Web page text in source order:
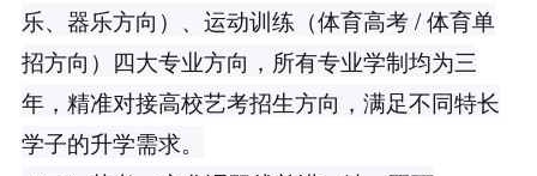
乐、器乐方向）、运动训练（体育高考 / 体育单
招方向）四大专业方向，所有专业学制均为三
年，精准对接高校艺考招生方向，满足不同特长
学子的升学需求。